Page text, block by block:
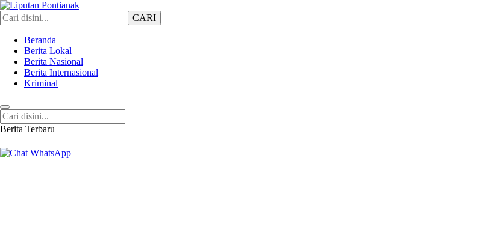
Liputan Pontianak
Berita Terkini dan TerUpdate
CARI
Beranda
Berita Lokal
Berita Nasional
Berita Internasional
Kriminal
Berita Terbaru